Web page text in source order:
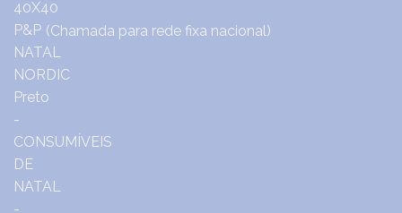
(Chamada para rede fixa nacional)